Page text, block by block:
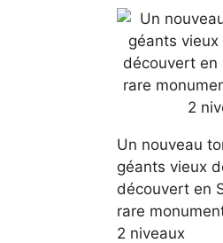
Un nouveau
géants vieux
découvert en
rare
2 niveaux